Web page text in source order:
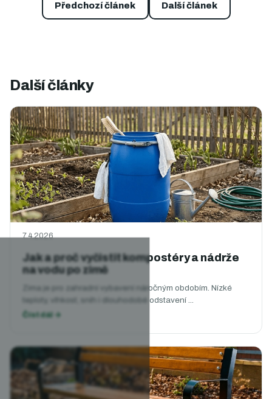
Předchozí článek Další článek
Další články
Jak a proč vyčistit kompostéry a nádrže
na vodu po zimě
7.4.2026
Zima je pro zahradní vybavení náročným obdobím. Nízké
teploty, vlhkost, sníh i dlouhodobé odstavení ...